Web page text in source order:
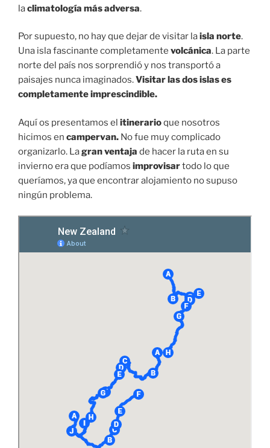
laclimatología más adversa.
Por supuesto, no hay que dejar de visitar laisla norte.
Una isla fascinante completamente volcánica. La parte
norte del país nos sorprendió y nos transportó a
paisajes nunca imaginados.Visitar las dos islas es
completamente imprescindible.
Aquí os presentamos el itinerarioque nosotros
hicimos en campervan. No fue muy complicado
organizarlo. Lagran ventaja de hacer la ruta en su
invierno era que podíamos improvisartodo lo que
queríamos, ya que encontrar alojamiento no supuso
ningún problema.